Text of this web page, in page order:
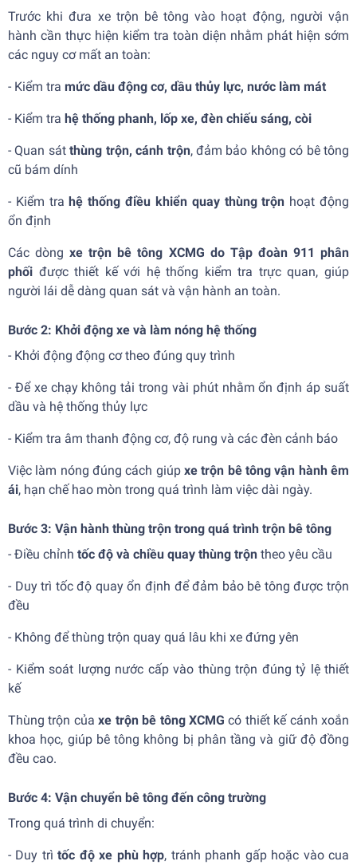
Trước khi đưa xe trộn bê tông vào hoạt động, người vận
hành cần thực hiện kiểm tra toàn diện nhằm phát hiện sớm
các nguy cơ mất an toàn:
- Kiểm tra mức dầu động cơ, dầu thủy lực, nước làm mát
- Kiểm tra hệ thống phanh, lốp xe, đèn chiếu sáng, còi
- Quan sátthùng trộn, cánh trộn, đảm bảo không có bê tông
cũ bám dính
- Kiểm tra hệ thống điều khiển quay thùng trộn hoạt động
ổn định
Các dòngxe trộn bê tông XCMG do Tập đoàn 911 phân
phối được thiết kế với hệ thống kiểm tra trực quan, giúp
người lái dễ dàng quan sát và vận hành an toàn.
Bước 2: Khởi động xe và làm nóng hệ thống
- Khởi động động cơ theo đúng quy trình
- Để xe chạy không tải trong vài phút nhằm ổn định áp suất
dầu và hệ thống thủy lực
- Kiểm tra âm thanh động cơ, độ rung và các đèn cảnh báo
Việc làm nóng đúng cách giúp xe trộn bê tông vận hành êm
ái, hạn chế hao mòn trong quá trình làm việc dài ngày.
Bước 3: Vận hành thùng trộn trong quá trình trộn bê tông
- Điều chỉnh tốc độ và chiều quay thùng trộn theo yêu cầu
- Duy trì tốc độ quay ổn định để đảm bảo bê tông được trộn
đều
- Không để thùng trộn quay quá lâu khi xe đứng yên
- Kiểm soát lượng nước cấp vào thùng trộn đúng tỷ lệ thiết
kế
Thùng trộn củaxe trộn bê tông XCMG có thiết kế cánh xoắn
khoa học, giúp bê tông không bị phân tầng và giữ độ đồng
đều cao.
Bước 4: Vận chuyển bê tông đến công trường
Trong quá trình di chuyển:
- Duy trìtốc độ xe phù hợp, tránh phanh gấp hoặc vào cua